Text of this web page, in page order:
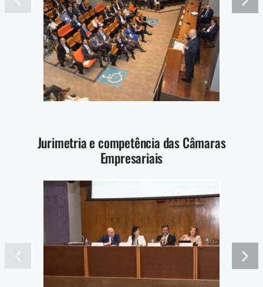
Jurimetria e competência das Câmaras
Empresariais